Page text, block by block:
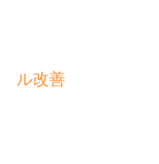
ル改善